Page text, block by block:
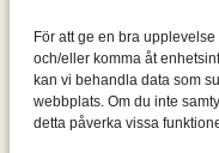
För att ge en bra
och/eller komma åt
kan vi behandla data som
webbplats. Om du inte
detta påverka vissa
Bokblomma
En blogg om de